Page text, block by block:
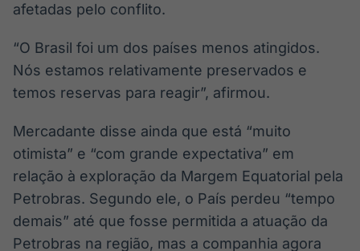
afetadas pelo conflito.
“O Brasil foi um dos países menos atingidos.
Nós estamos relativamente preservados e
temos reservas para reagir”, afirmou.
Mercadante disse ainda que está “muito
otimista” e “com grande expectativa” em
relação à exploração da Margem Equatorial pela
Petrobras. Segundo ele, o País perdeu “tempo
demais” até que fosse permitida a atuação da
Petrobras na região, mas a companhia agora